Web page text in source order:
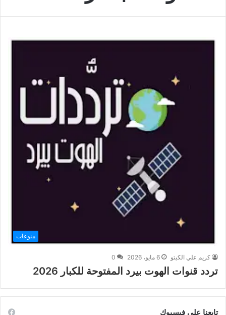
منوعات
كريم علي الكيتو 6 مايو، 2026 0
تردد قنوات الهوت بيرد المفتوحة للكبار 2026
تابعنا على فيسبوك